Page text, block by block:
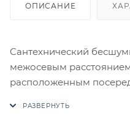
ОПИСАНИЕ
Сантехнический
межосевым
расположенным